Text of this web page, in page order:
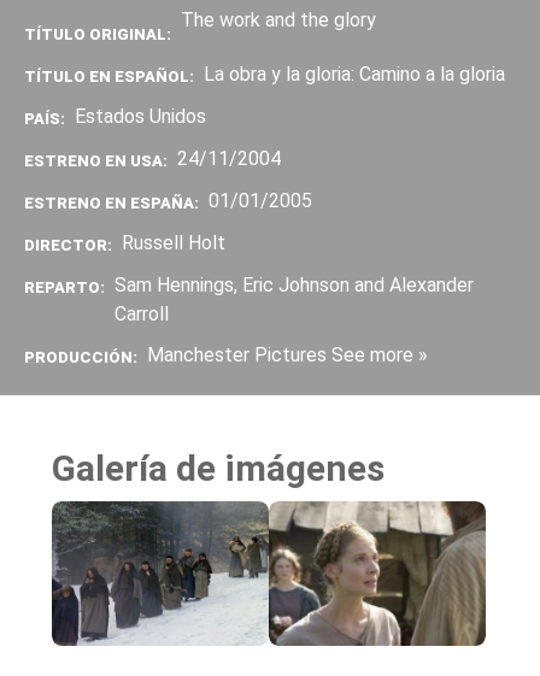
TÍTULO ORIGINAL:
The work and the glory
TÍTULO EN ESPAÑOL: La obra y la gloria: Camino a la gloria
PAÍS: Estados Unidos
ESTRENO EN USA: 24/11/2004
ESTRENO EN ESPAÑA: 01/01/2005
DIRECTOR: Russell Holt
REPARTO: Sam Hennings, Eric Johnson and Alexander
Carroll
PRODUCCIÓN: Manchester Pictures See more »
Galería de imágenes